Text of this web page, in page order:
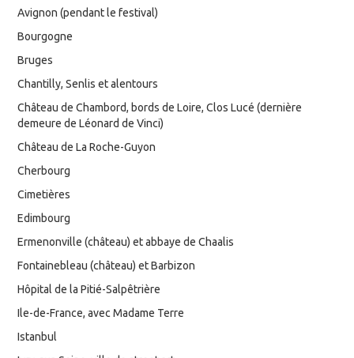
Avignon (pendant le festival)
Bourgogne
Bruges
Chantilly, Senlis et alentours
Château de Chambord, bords de Loire, Clos Lucé (dernière
demeure de Léonard de Vinci)
Château de La Roche-Guyon
Cherbourg
Cimetières
Edimbourg
Ermenonville (château) et abbaye de Chaalis
Fontainebleau (château) et Barbizon
Hôpital de la Pitié-Salpêtrière
Ile-de-France, avec Madame Terre
Istanbul